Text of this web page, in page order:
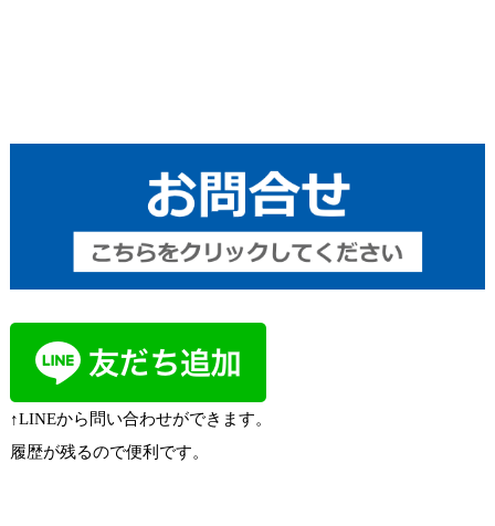
↑LINEから問い合わせができます。
履歴が残るので便利です。